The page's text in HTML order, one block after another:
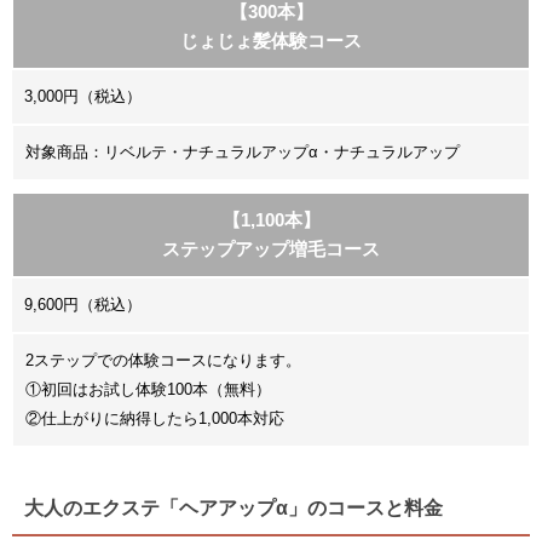
【300本】
じょじょ髪体験コース
3,000円（税込）
対象商品：リベルテ・ナチュラルアップα・ナチュラルアップ
【1,100本】
ステップアップ増毛コース
9,600円（税込）
2ステップでの体験コースになります。
①初回はお試し体験100本（無料）
②仕上がりに納得したら1,000本対応
大人のエクステ「ヘアアップα」のコースと料金